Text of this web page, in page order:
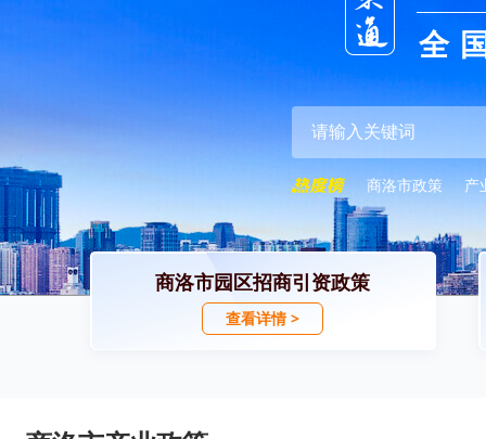
全
商洛市政策 产
商洛市园区招商引资政策
查看详情 >